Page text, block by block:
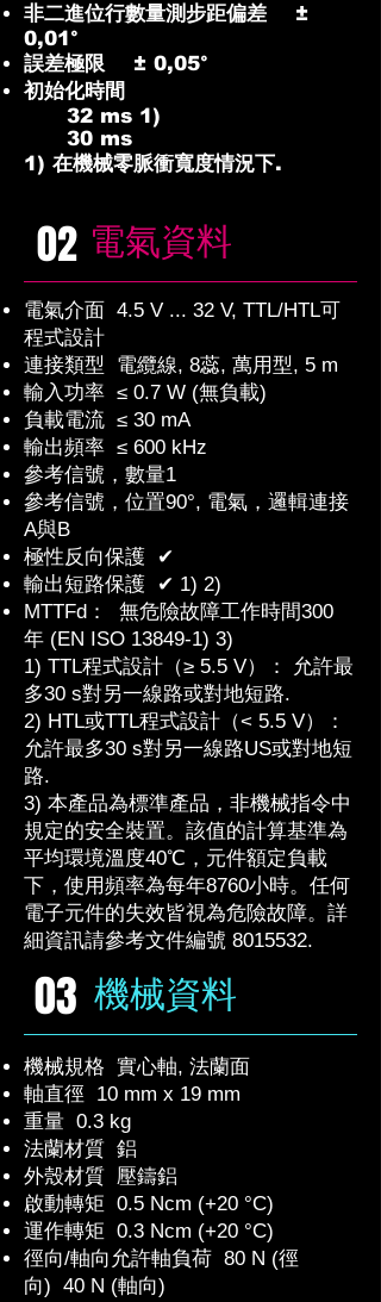
非二進位行數量測步距偏差 ±
0,01°
誤差極限 ± 0,05°
初始化時間
32 ms 1)
30 ms
1) 在機械零脈衝寬度情況下.
02 ​電氣資料
電氣介面 4.5 V ... 32 V, TTL/HTL可
程式設計
連接類型 電纜線, 8蕊, 萬用型, 5 m
輸入功率 ≤ 0.7 W (無負載)
負載電流 ≤ 30 mA
輸出頻率 ≤ 600 kHz
參考信號，數量1
參考信號，位置90°, 電氣，邏輯連接
A與B
極性反向保護 ✔
輸出短路保護 ✔ 1) 2)
MTTFd： 無危險故障工作時間300
年 (EN ISO 13849-1) 3)
1) TTL程式設計（≥ 5.5 V）： 允許最
多30 s對另一線路或對地短路.
2) HTL或TTL程式設計（< 5.5 V）：
允許最多30 s對另一線路US或對地短
路.
3) 本產品為標準產品，非機械指令中
規定的安全裝置。該值的計算基準為
平均環境溫度40℃，元件額定負載
下，使用頻率為每年8760小時。任何
電子元件的失效皆視為危險故障。詳
細資訊請參考文件編號 8015532.
03 機械資料
機械規格 實心軸, 法蘭面
軸直徑 10 mm x 19 mm
重量 0.3 kg
法蘭材質 鋁
外殼材質 壓鑄鋁
啟動轉矩 0.5 Ncm (+20 °C)
運作轉矩 0.3 Ncm (+20 °C)
徑向/軸向允許軸負荷 80 N (徑
向) 40 N (軸向)